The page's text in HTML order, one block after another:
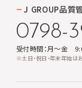
J GROUP品質
0798-
受付時間：月～金
※土日・祝日・年末年始は